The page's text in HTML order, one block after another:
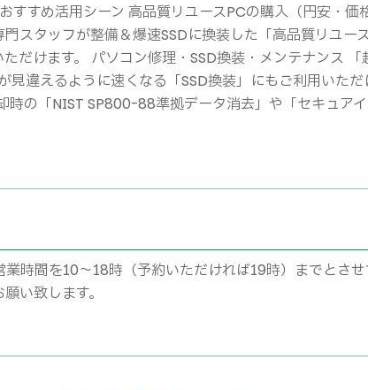
すすめ活用シーン 高品質リユースPCの購入（円安・価
スタッフが整備＆爆速SSDに換装した「高品質リユー
だけます。 パソコン修理・SSD換装・メンテナンス 「
見違えるように速くなる「SSD換装」にもご利用いた
時の「NIST SP800-88準拠データ消去」や「セキュア
時間を10～18時（予約いただければ19時）までとさ
い致します。